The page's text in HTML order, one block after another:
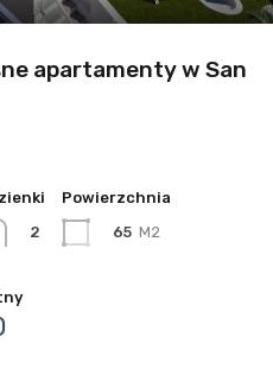
apartamenty w San
2
Powierzchnia
65 M2